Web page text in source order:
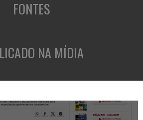
FONTES
NA MÍDIA